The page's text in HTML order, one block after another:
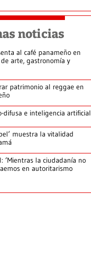
noticias
al café panameño en
arte, gastronomía y
patrimonio al reggae en
difusa e inteligencia artificial
muestra la vitalidad
‘Mientras la ciudadanía no
en autoritarismo